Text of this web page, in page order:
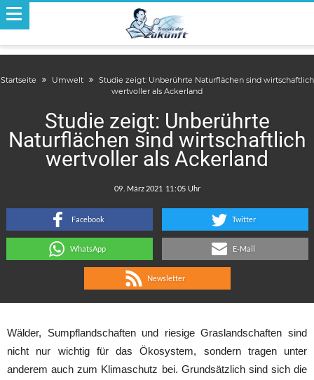
Startseite Umwelt
Studie zeigt: Unberührte Naturflächen sind wirtschaftlich
wertvoller als Ackerland
Studie zeigt: Unberührte
Naturflächen sind wirtschaftlich
wertvoller als Ackerland
:
Facebook Twitter
WhatsApp E-Mail
Newsletter
Wälder, Sumpflandschaften und riesige Graslandschaften sind
nicht nur wichtig für das Ökosystem, sondern tragen unter
anderem auch zum Klimaschutz bei. Grundsätzlich sind sich die